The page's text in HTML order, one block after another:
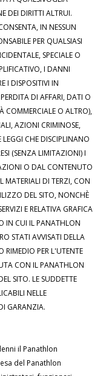
DEI DIRITTI ALTRUI.
IN NESSUN
PER QUALSIASI
SPECIALE O
I DANNI
I DISPOSITIVI IN
DI AFFARI, DATI O
COMMERCIALE O ALTRO),
AZIONI CRIMINOSE,
CHE DISCIPLINANO
(SENZA LIMITAZIONI) I
O DAL CONTENUTO
MATERIALI DI TERZI, CON
DEL SITO, NONCHÈ
E RELATIVA GRAFICA
IN CUI IL PANATHLON
STATI AVVISATI DELLA
RIMEDIO PER L'UTENTE
CON IL PANATHLON
SITO. LE SUDDETTE
NELLE
GARANZIA.
il Panathlon
del Panathlon